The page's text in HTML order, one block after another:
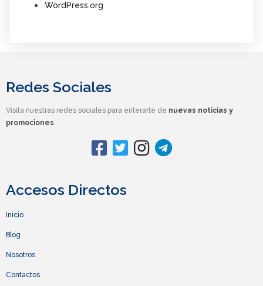
WordPress.org
Redes Sociales
Visita nuestras redes sociales para enterarte de nuevas noticias y
promociones.
Accesos Directos
Inicio
Blog
Nosotros
Contactos